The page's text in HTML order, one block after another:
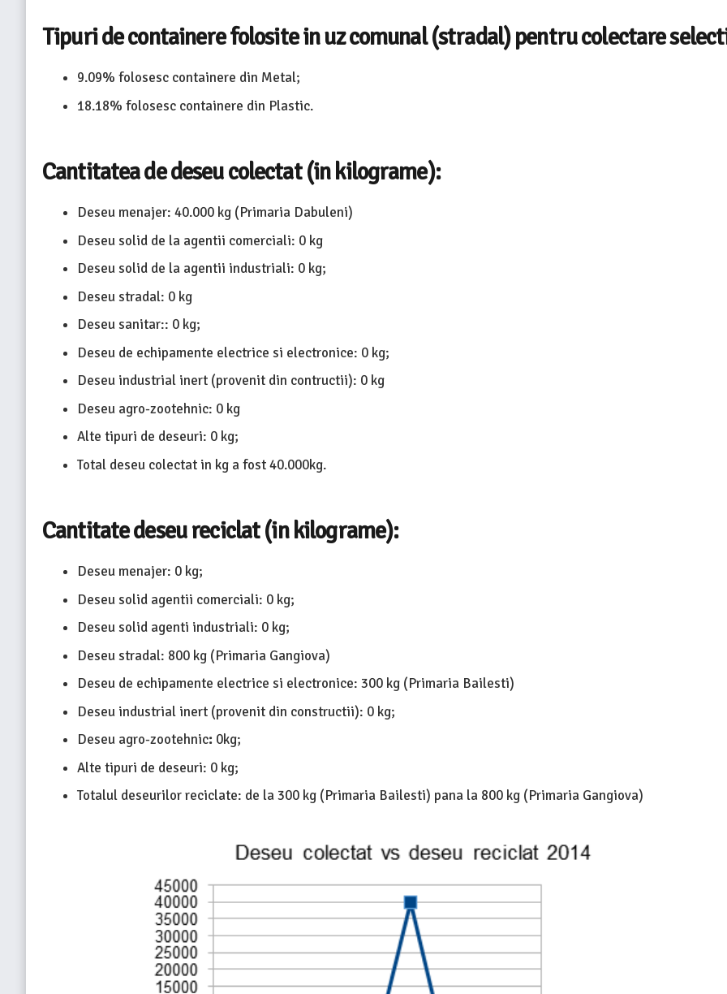
Tipuri de containere folosite in uz comunal (stradal) pentru colectare
9.09% folosesc containere din Metal;
18.18% folosesc containere din Plastic.
Cantitatea de deseu colectat (in kilograme):
Deseu menajer: 40.000 kg (Primaria Dabuleni)
Deseu solid de la agentii comerciali: 0 kg
Deseu solid de la agentii industriali: 0 kg;
Deseu stradal: 0 kg
Deseu sanitar:: 0 kg;
Deseu de echipamente electrice si electronice: 0 kg;
Deseu industrial inert (provenit din contructii): 0 kg
Deseu agro-zootehnic: 0 kg
Alte tipuri de deseuri: 0 kg;
Total deseu colectat in kg a fost 40.000kg.
Cantitate deseu reciclat (in kilograme):
Deseu menajer: 0 kg;
Deseu solid agentii comerciali: 0 kg;
Deseu solid agenti industriali: 0 kg;
Deseu stradal: 800 kg (Primaria Gangiova)
Deseu de echipamente electrice si electronice: 300 kg (Primaria Bailesti)
Deseu industrial inert (provenit din constructii): 0 kg;
Deseu agro-zootehnic: 0kg;
Alte tipuri de deseuri: 0 kg;
Totalul deseurilor reciclate: de la 300 kg (Primaria Bailesti) pana la 800 kg (Primaria Gangiova)